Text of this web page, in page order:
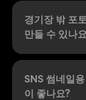
경기장 밖 포
만들 수 있나
SNS 썸네일
이 좋나요?